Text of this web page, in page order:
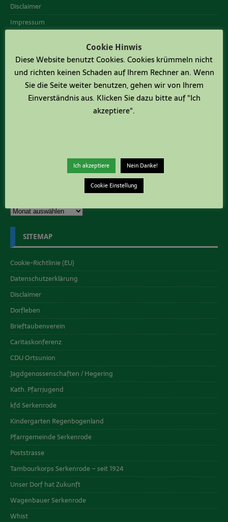
Disclaimer
Impressum
PRIVATER WEBAUFTRITT
webmaster@serkenrode.de
SITEMAP
Cookie-Richtlinie (EU)
Datenschutzerklärung
Disclaimer
Dorfleben
Brieftaubenverein
Caritaskonferenz
CDU Ortsunion
Jagdgenossenschaften / Hegering
Kath. Pfarrjugend
kfd Serkenrode
Kindergarten Regenbogenland
Pfarrgemeinde Serkenrode
Poststrasse
Tambourkorps Serkenrode – seit 1924
Unser Dorf hat Zukunft
Wagenbauer Serkenrode
Whist
Cookie Hinwis
Diese Website benutzt Cookies. Cookies krümmeln nicht
und richten keinen Schaden auf Ihrem Rechner an. Wenn
Sie die Seite weiter benutzen, gehen wir von Ihrem
Einverständnis aus. Klicken Sie dazu bitte auf "Ich
akzeptiere".
Ich akzeptiere Nein Danke!
Cookie Einstellung